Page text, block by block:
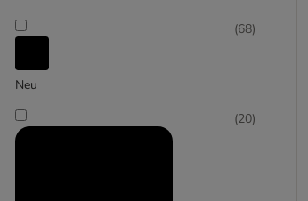
Neu
(68)
(20)